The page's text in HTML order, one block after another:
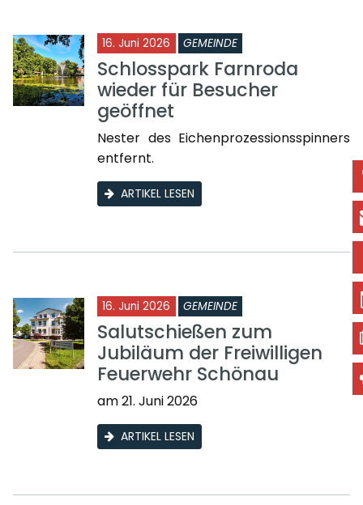
16. Juni 2026 GEMEINDE
Schlosspark Farnroda
wieder für Besucher
geöffnet
Nester des Eichenprozessionsspinners
entfernt.
ARTIKEL LESEN
16. Juni 2026 GEMEINDE
Salutschießen zum
Jubiläum der Freiwilligen
Feuerwehr Schönau
am 21. Juni 2026
ARTIKEL LESEN